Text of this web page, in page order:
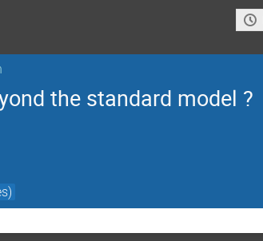
the standard model ?